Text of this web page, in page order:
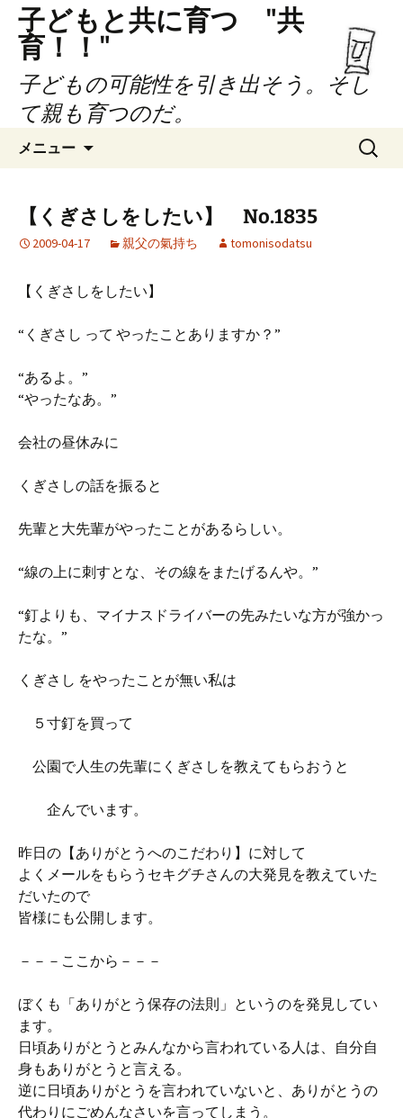
子どもと共に育つ "共
育！！"
子どもの可能性を引き出そう。そし
て親も育つのだ。
メニュー
ツ
キ
プ
検
索:
【くぎさしをしたい】 No.1835
2009-04-17 親父の氣持ち tomonisodatsu
【くぎさしをしたい】
“くぎさし って やったことありますか？”
“あるよ。”
“やったなあ。”
会社の昼休みに
くぎさしの話を振ると
先輩と大先輩がやったことがあるらしい。
“線の上に刺すとな、その線をまたげるんや。”
“釘よりも、マイナスドライバーの先みたいな方が強かっ
たな。”
くぎさし をやったことが無い私は
５寸釘を買って
公園で人生の先輩にくぎさしを教えてもらおうと
企んでいます。
昨日の【ありがとうへのこだわり】に対して
よくメールをもらうセキグチさんの大発見を教えていた
だいたので
皆様にも公開します。
－－－ここから－－－
ぼくも「ありがとう保存の法則」というのを発見してい
ます。
日頃ありがとうとみんなから言われている人は、自分自
身もありがとうと言える。
逆に日頃ありがとうを言われていないと、ありがとうの
代わりにごめんなさいを言ってしまう。